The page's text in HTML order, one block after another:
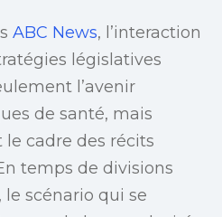
ABC News, l’interaction
législatives
l’avenir
de santé, mais
cadre des récits
temps de divisions
scénario qui se